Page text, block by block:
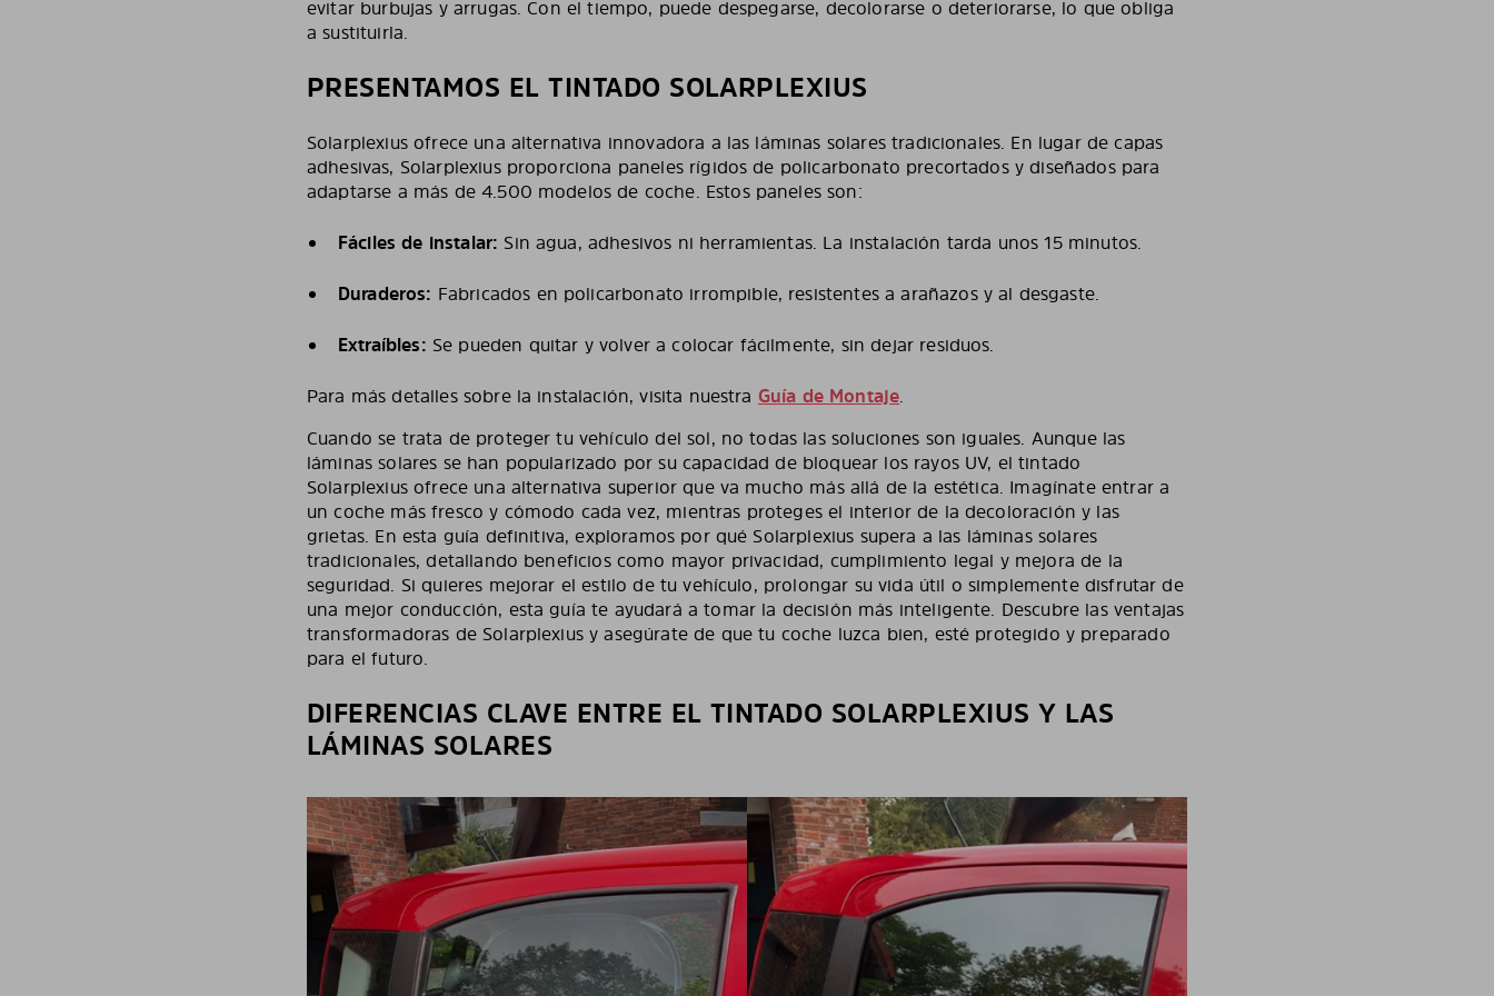
evitar burbujas y arrugas. Con el tiempo, puede despegarse, decolorarse o deteriorarse, lo que obliga
a sustituirla.
PRESENTAMOS EL TINTADO SOLARPLEXIUS
Solarplexius ofrece una alternativa innovadora a las láminas solares tradicionales. En lugar de capas
adhesivas, Solarplexius proporciona paneles rígidos de policarbonato precortados y diseñados para
adaptarse a más de 4.500 modelos de coche. Estos paneles son:
Fáciles de instalar: Sin agua, adhesivos ni herramientas. La instalación tarda unos 15 minutos.
Duraderos: Fabricados en policarbonato irrompible, resistentes a arañazos y al desgaste.
Extraíbles: Se pueden quitar y volver a colocar fácilmente, sin dejar residuos.
Para más detalles sobre la instalación, visita nuestra Guía de Montaje.
Cuando se trata de proteger tu vehículo del sol, no todas las soluciones son iguales. Aunque las
láminas solares se han popularizado por su capacidad de bloquear los rayos UV, el tintado
Solarplexius ofrece una alternativa superior que va mucho más allá de la estética. Imagínate entrar a
un coche más fresco y cómodo cada vez, mientras proteges el interior de la decoloración y las
grietas. En esta guía definitiva, exploramos por qué Solarplexius supera a las láminas solares
tradicionales, detallando beneficios como mayor privacidad, cumplimiento legal y mejora de la
seguridad. Si quieres mejorar el estilo de tu vehículo, prolongar su vida útil o simplemente disfrutar de
una mejor conducción, esta guía te ayudará a tomar la decisión más inteligente. Descubre las ventajas
transformadoras de Solarplexius y asegúrate de que tu coche luzca bien, esté protegido y preparado
para el futuro.
DIFERENCIAS CLAVE ENTRE EL TINTADO SOLARPLEXIUS Y LAS
LÁMINAS SOLARES